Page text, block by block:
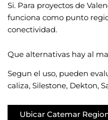
Si. Para proyectos de
funciona como punto
conectividad.
Que alternativas hay al
Segun el uso, pueden
caliza, Silestone, Dekton,
Ubicar Catemar